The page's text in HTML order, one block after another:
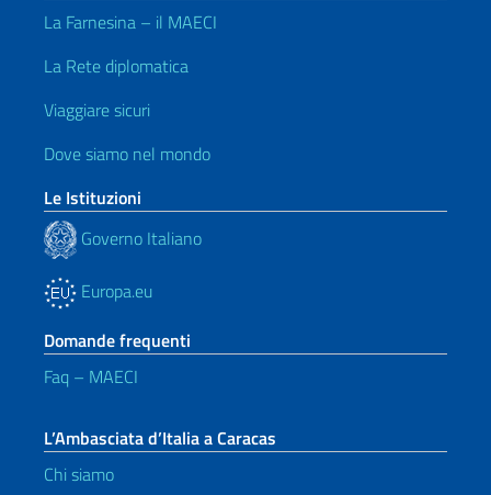
La Farnesina – il MAECI
La Rete diplomatica
Viaggiare sicuri
Dove siamo nel mondo
Le Istituzioni
Governo Italiano
Europa.eu
Domande frequenti
Faq – MAECI
L’Ambasciata d’Italia a Caracas
Chi siamo